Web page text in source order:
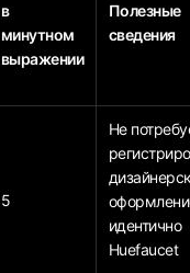
в
минутном
выражении
Полезные
сведения
5
Не
идентично
Huefaucet